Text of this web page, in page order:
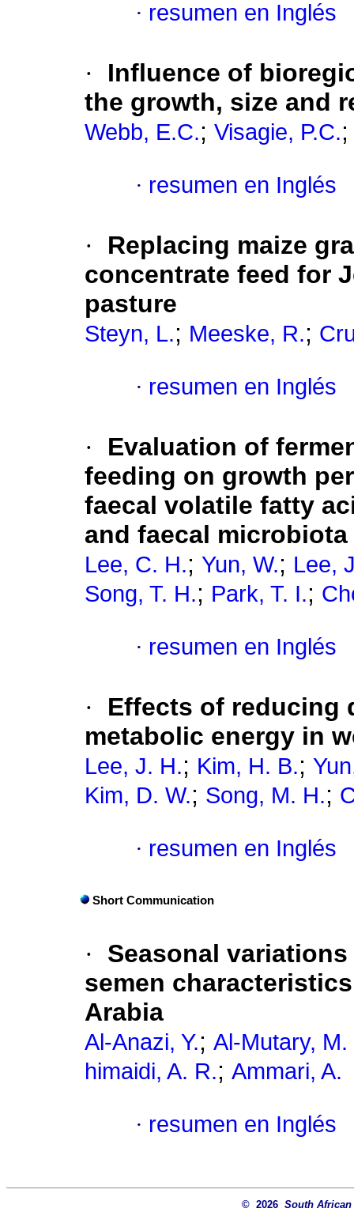
· resumen en Inglés
·
Influence of
the growth, size and
Webb, E.C.; Visagie, P.C.
· resumen en Inglés
·
Replacing maize
concentrate feed for
pasture
Steyn, L.; Meeske, R.;
· resumen en Inglés
·
Evaluation of
feeding on growth
faecal volatile fatty
and faecal
Lee, C. H.; Yun, W.; Lee,
Song, T. H.; Park, T. I.;
· resumen en Inglés
·
Effects of reducing
metabolic energy in
Lee, J. H.; Kim, H. B.;
Kim, D. W.; Song, M. H.;
· resumen en Inglés
Short Communication
·
Seasonal
semen
Arabia
Al-Anazi, Y.; Al-Mutary, M.
himaidi, A. R.; Ammari, A.
· resumen en Inglés
© 2026 South